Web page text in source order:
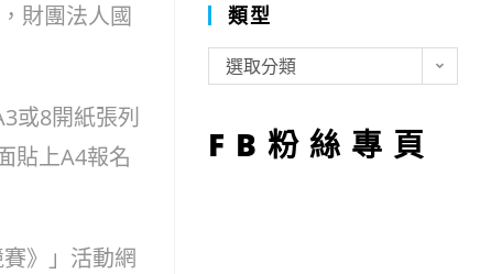
財團法人國
或8開紙張列
貼上A4報名
》」活動網
類型
型
選取分類
FB粉絲專頁